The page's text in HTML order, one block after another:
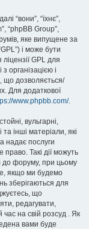
“вони”, “їхнє”,
“phpBB Group”,
яке випущене за
і може бути
GPL для
організацією і
що дозволяється/
Для додаткової
www.phpbb.com/.
вульгарні,
інші матеріали, які
надає послуги
Такі дії можуть
до форуму, при цьому
якщо ми будемо
зберігаються для
що
редагувати,
на свій розсуд . Як
вами буде